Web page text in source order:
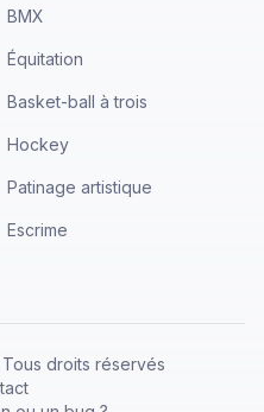
BMX
Équitation
Basket-ball à trois
Hockey
Patinage artistique
Escrime
droits réservés